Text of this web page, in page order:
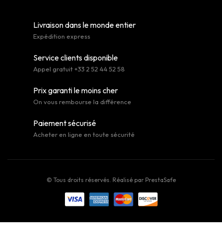
Livraison dans le monde entier
Expédition express
Service clients disponible
Appel gratuit +33 2 52 44 52 58
Prix garanti le moins cher
On vous rembourse la différence
Paiement sécurisé
Acheter en ligne en toute sécurité
© Tous droits réservés. Réalisé par PrestaSafe